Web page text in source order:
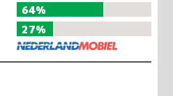
64%
27%